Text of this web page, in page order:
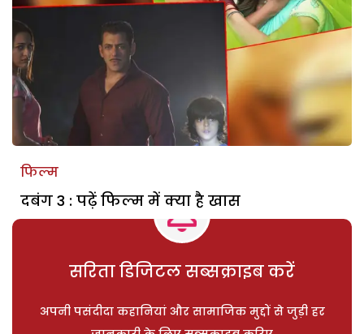
फिल्म
दबंग 3 : पढ़ें फिल्म में क्या है खास
सरिता डिजिटल सब्सक्राइब करें
अपनी पसंदीदा कहानियां और सामाजिक मुद्दों से जुड़ी हर